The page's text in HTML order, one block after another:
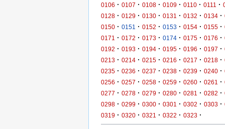
0106 · 0107 · 0108 · 0109 · 0110 · 0111 ·
0128 · 0129 · 0130 · 0131 · 0132 · 0134 ·
0150 · 0151 · 0152 · 0153 · 0154 · 0155 ·
0171
· 0172 · 0173 · 0174 · 0175 · 0176 ·
0192 · 0193 · 0194 · 0195 · 0196 · 0197 ·
0213 · 0214 · 0215 · 0216 · 0217 · 0218 ·
0235 · 0236 · 0237 · 0238 · 0239 · 0240 ·
0256 · 0257 · 0258 · 0259 · 0260 · 0261 ·
0277 · 0278 · 0279 · 0280 · 0281 · 0282 ·
0298 · 0299 · 0300 · 0301 · 0302 · 0303 ·
0319 · 0320 · 0321 · 0322 · 0323 ·